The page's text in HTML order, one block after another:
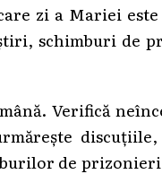
zi a Mariei
schimburi de
Verifică
de